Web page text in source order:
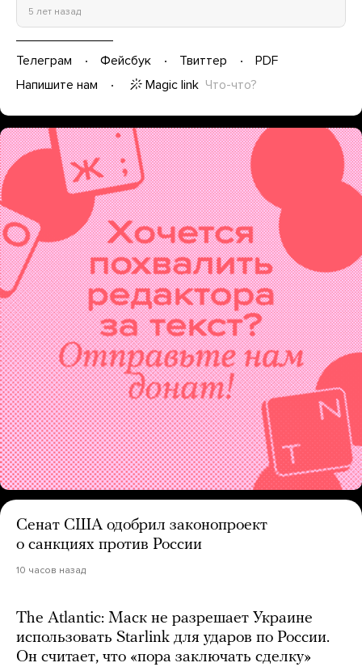
5 лет назад
Телеграм Фейсбук Твиттер
PDF
Напишите нам
Magic link Что-что?
Сенат США одобрил законопроект
о санкциях против России
10 часов назад
The Atlantic: Маск не разрешает Украине
использовать Starlink для ударов по России.
Он считает, что «пора заключать сделку»